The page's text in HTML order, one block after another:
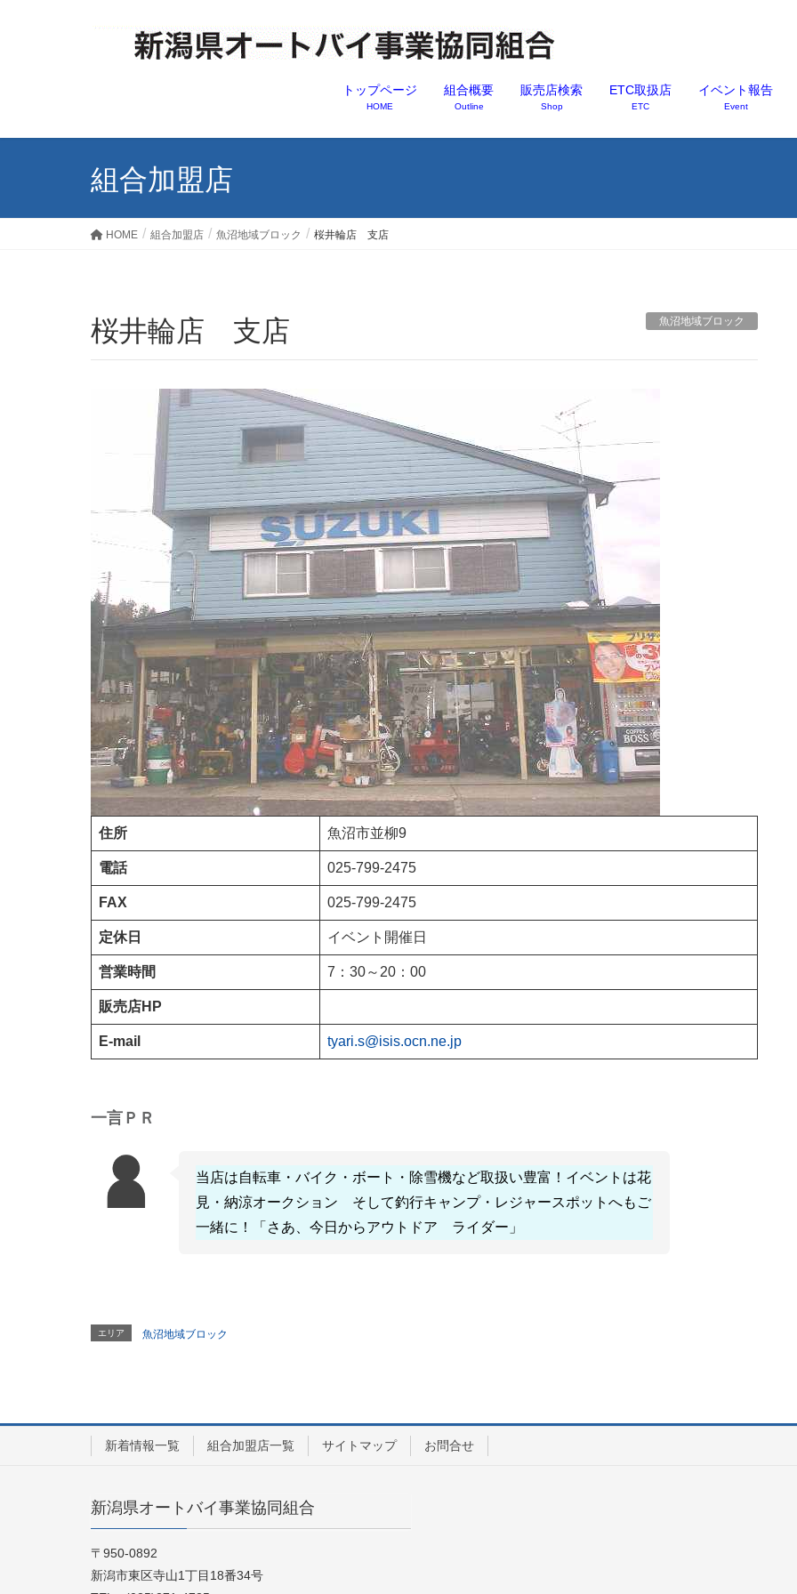
トップページ
HOME
組合概要
Outline
販売店検索
Shop
ETC取扱店
ETC
イベント報告
Event
組合加盟店
HOME 組合加盟店 魚沼地域ブロック 桜井輪店 支店
魚沼地域ブロック
桜井輪店 支店
住所 魚沼市並柳9
電話 025-799-2475
FAX 025-799-2475
定休日 イベント開催日
営業時間 7：30～20：00
販売店HP
E-mail tyari.s@isis.ocn.ne.jp
一言ＰＲ
当店は自転車・バイク・ボート・除雪機など取扱い豊富！イベントは花
見・納涼オークション そして釣行キャンプ・レジャースポットへもご
一緒に！「さあ、今日からアウトドア ライダー」
エリア 魚沼地域ブロック
新着情報一覧 組合加盟店一覧 サイトマップ お問合せ
新潟県オートバイ事業協同組合
〒950-0892
新潟市東区寺山1丁目18番34号